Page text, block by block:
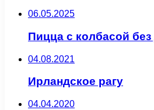
06.05.2025
Пицца с колбасой
04.08.2021
Ирландское рагу
04.04.2020